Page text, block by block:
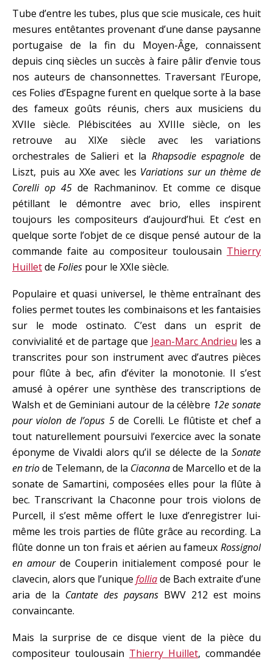
Tube d’entre les tubes, plus que scie musicale, ces huit
mesures entêtantes provenant d’une danse paysanne
portugaise de la fin du Moyen-Âge, connaissent
depuis cinq siècles un succès à faire pâlir d’envie tous
nos auteurs de chansonnettes. Traversant l’Europe,
ces Folies d’Espagne furent en quelque sorte à la base
des fameux goûts réunis, chers aux musiciens du
XVIIe siècle. Plébiscitées au XVIIIe siècle, on les
retrouve au XIXe siècle avec les variations
orchestrales de Salieri et la Rhapsodie espagnolede
Liszt, puis au XXe avec les Variations sur un thème de
Corelli op 45 de Rachmaninov. Et comme ce disque
pétillant le démontre avec brio, elles inspirent
toujours les compositeurs d’aujourd’hui. Et c’est en
quelque sorte l’objet de ce disque pensé autour de la
commande faite au compositeur toulousain Thierry
Huilletde Folies pour le XXIe siècle.
Populaire et quasi universel, le thème entraînant des
folies permet toutes les combinaisons et les fantaisies
sur le mode ostinato. C’est dans un esprit de
convivialité et de partage que Jean-Marc Andrieu les a
transcrites pour son instrument avec d’autres pièces
pour flûte à bec, afin d’éviter la monotonie. Il s’est
amusé à opérer une synthèse des transcriptions de
Walsh et de Geminiani autour de la célèbre 12e sonate
pour violon de l’opus 5de Corelli. Le flûtiste et chef a
tout naturellement poursuivi l’exercice avec la sonate
éponyme de Vivaldi alors qu’il se délecte de la Sonate
en triode Telemann, de la Ciaconnade Marcello et de la
sonate de Samartini, composées elles pour la flûte à
bec. Transcrivant la Chaconne pour trois violons de
Purcell, il s’est même offert le luxe d’enregistrer lui-
même les trois parties de flûte grâce au recording. La
flûte donne un ton frais et aérien au fameux Rossignol
en amourde Couperin initialement composé pour le
clavecin, alors que l’unique folliade Bach extraite d’une
aria de la Cantate des paysans BWV 212 est moins
convaincante.
Mais la surprise de ce disque vient de la pièce du
compositeur toulousain Thierry Huillet, commandée